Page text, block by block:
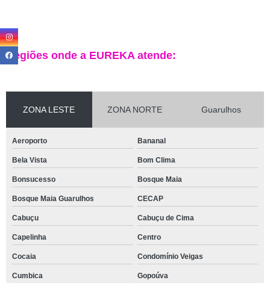
Regiões onde a EUREKA atende:
ZONA LESTE ZONA NORTE Guarulhos
Aeroporto Bananal
Bela Vista Bom Clima
Bonsucesso Bosque Maia
Bosque Maia Guarulhos CECAP
Cabuçu Cabuçu de Cima
Capelinha Centro
Cocaia Condomínio Veigas
Cumbica Gopoúva